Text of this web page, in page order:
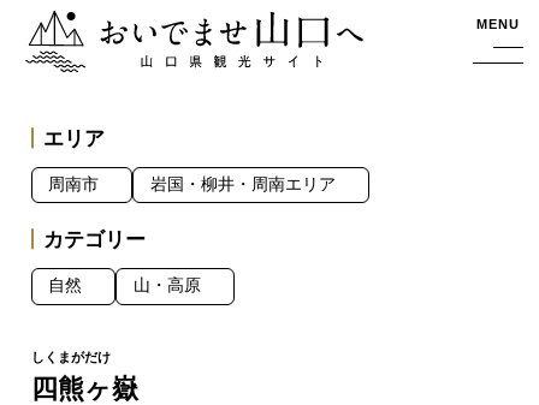
おいでませ山口へー山口県観光サイト MENU
四熊ヶ嶽
エリア
周南市 岩国・柳井・周南エリア
カテゴリー
自然 山・高原